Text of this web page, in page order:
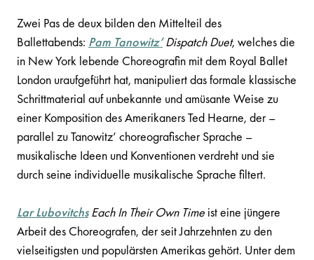
Zwei Pas de deux bilden den Mittelteil des
Ballettabends: Pam Tanowitz’ Dispatch Duet, welches die
in New York lebende Choreografin mit dem Royal Ballet
London uraufgeführt hat, manipuliert das formale klassische
Schrittmaterial auf unbekannte und amüsante Weise zu
einer Komposition des Amerikaners Ted Hearne, der –
parallel zu Tanowitz’ choreografischer Sprache –
musikalische Ideen und Konventionen verdreht und sie
durch seine individuelle musikalische Sprache filtert.
Lar Lubovitchs Each In Their Own Time ist eine jüngere
Arbeit des Choreografen, der seit Jahrzehnten zu den
vielseitigsten und populärsten Amerikas gehört. Unter dem